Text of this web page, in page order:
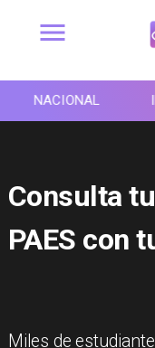
NACIONAL
Consulta
PAES con
Miles de